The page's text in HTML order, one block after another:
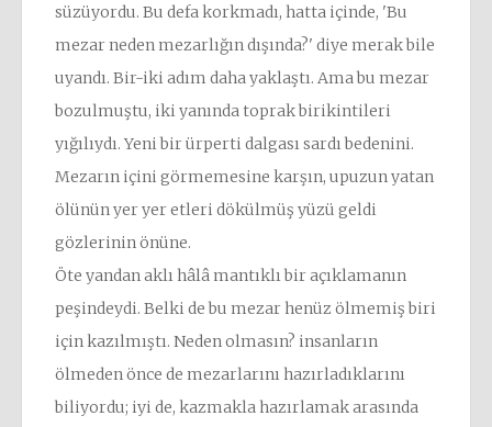
süzüyordu. Bu defa korkmadı, hatta içinde, 'Bu
mezar neden mezarlığın dışında?' diye merak bile
uyandı. Bir-iki adım daha yaklaştı. Ama bu mezar
bozulmuştu, iki yanında toprak birikintileri
yığılıydı. Yeni bir ürperti dalgası sardı bedenini.
Mezarın içini görmemesine karşın, upuzun yatan
ölünün yer yer etleri dökülmüş yüzü geldi
gözlerinin önüne.
Öte yandan aklı hâlâ mantıklı bir açıklamanın
peşindeydi. Belki de bu mezar henüz ölmemiş biri
için kazılmıştı. Neden olmasın? insanların
ölmeden önce de mezarlarını hazırladıklarını
biliyordu; iyi de, kazmakla hazırlamak arasında